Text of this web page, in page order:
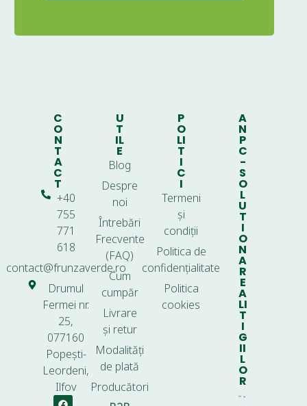
C
O
N
T
A
C
T
+40
755
771
618
contact@frunzaverde.ro
Drumul
Fermei nr.
25,
077160
Popești-
Leordeni,
Ilfov
U
T
IL
E
Blog
Despre
noi
Întrebări
Frecvente
(FAQ)
Cum
cumpăr
Livrare
și retur
Modalități
de plată
Producători
P
O
LI
T
I
C
I
Termeni
și
condiții
Politica de
confidențialitate
Politica
cookies
A
N
P
C
-
S
O
L
U
T
I
O
N
A
R
E
A
LI
T
I
G
II
L
O
R